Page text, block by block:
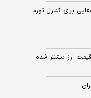
برای کنترل تورم
ارز بیشتر شده